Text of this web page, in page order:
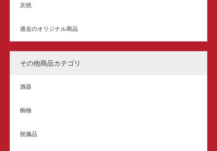
京焼
過去のオリジナル商品
その他商品カテゴリ
酒器
椀物
祝儀品